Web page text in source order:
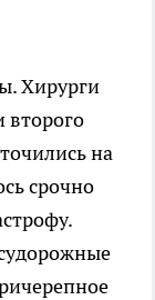
Хирурги
на
срочно